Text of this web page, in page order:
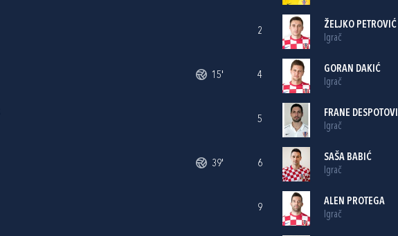
15'
39'
2
ŽELJKO PETROVIĆ
Igrač
4
GORAN DAKIĆ
Igrač
5
FRANE
Igrač
6
SAŠA BABIĆ
Igrač
9
ALEN PROTEGA
Igrač